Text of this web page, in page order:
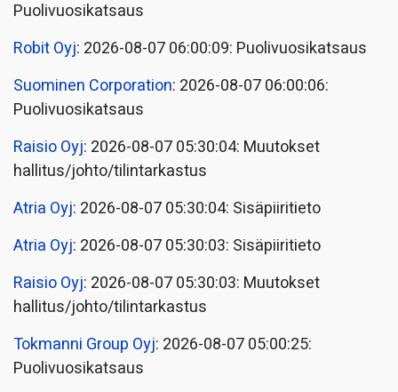
Puolivuosikatsaus
Robit Oyj: 2026-08-07 06:00:09: Puolivuosikatsaus
Suominen Corporation: 2026-08-07 06:00:06:
Puolivuosikatsaus
Raisio Oyj: 2026-08-07 05:30:04: Muutokset
hallitus/johto/tilintarkastus
Atria Oyj: 2026-08-07 05:30:04: Sisäpiiritieto
Atria Oyj: 2026-08-07 05:30:03: Sisäpiiritieto
Raisio Oyj: 2026-08-07 05:30:03: Muutokset
hallitus/johto/tilintarkastus
Tokmanni Group Oyj: 2026-08-07 05:00:25:
Puolivuosikatsaus